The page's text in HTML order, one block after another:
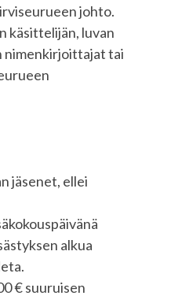
johto.
käsittelijän, luvan
nimenkirjoittajat tai
jäsenet, ellei
alkua
€ suuruisen